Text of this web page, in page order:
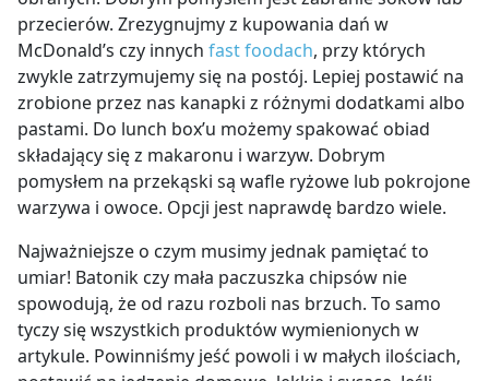
przecierów. Zrezygnujmy z kupowania dań w
McDonald’s czy innych fast foodach, przy których
zwykle zatrzymujemy się na postój. Lepiej postawić na
zrobione przez nas kanapki z różnymi dodatkami albo
pastami. Do lunch box’u możemy spakować obiad
składający się z makaronu i warzyw. Dobrym
pomysłem na przekąski są wafle ryżowe lub pokrojone
warzywa i owoce. Opcji jest naprawdę bardzo wiele.
Najważniejsze o czym musimy jednak pamiętać to
umiar! Batonik czy mała paczuszka chipsów nie
spowodują, że od razu rozboli nas brzuch. To samo
tyczy się wszystkich produktów wymienionych w
artykule. Powinniśmy jeść powoli i w małych ilościach,